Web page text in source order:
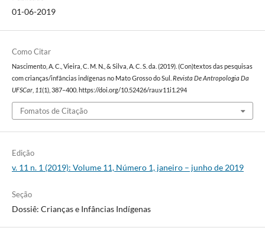
01-06-2019
Como Citar
Nascimento, A. C., Vieira, C. M. N., & Silva, A. C. S. da. (2019). (Con)textos das pesquisas
com crianças/infâncias indígenas no Mato Grosso do Sul. Revista De Antropologia Da
UFSCar, 11(1), 387–400. https://doi.org/10.52426/rau.v11i1.294
Fomatos de Citação
Edição
v. 11 n. 1 (2019): Volume 11, Número 1, janeiro – junho de 2019
Seção
Dossiê: Crianças e Infâncias Indígenas